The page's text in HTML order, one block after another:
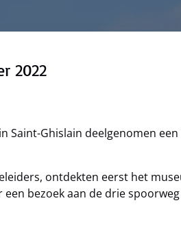
2022
Ghislain deelgenomen
ontdekten eerst het
bezoek aan de drie